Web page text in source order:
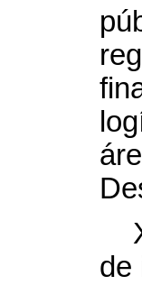
de